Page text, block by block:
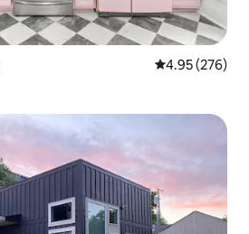
5 पैकी 4.95
4.95 (276)